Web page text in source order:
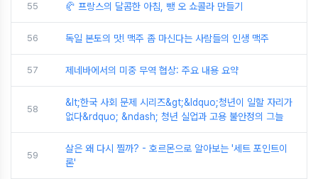
55 🥐 프랑스의 달콤한 아침, 뺑 오 쇼콜라 만들기
56 독일 본토의 맛! 맥주 좀 마신다는 사람들의 인생 맥주
57 제네바에서의 미중 무역 협상: 주요 내용 요약
58
&lt;한국 사회 문제 시리즈&gt;&ldquo;청년이 일할 자리가
없다&rdquo; &ndash; 청년 실업과 고용 불안정의 그늘
59
살은 왜 다시 찔까? - 호르몬으로 알아보는 '세트 포인트이
론'